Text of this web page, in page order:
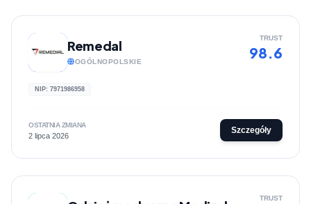
Remedal
OGÓLNOPOLSKIE
TRUST
98.6
NIP: 7971986958
OSTATNIA ZMIANA
2 lipca 2026
Szczegóły
TRUST